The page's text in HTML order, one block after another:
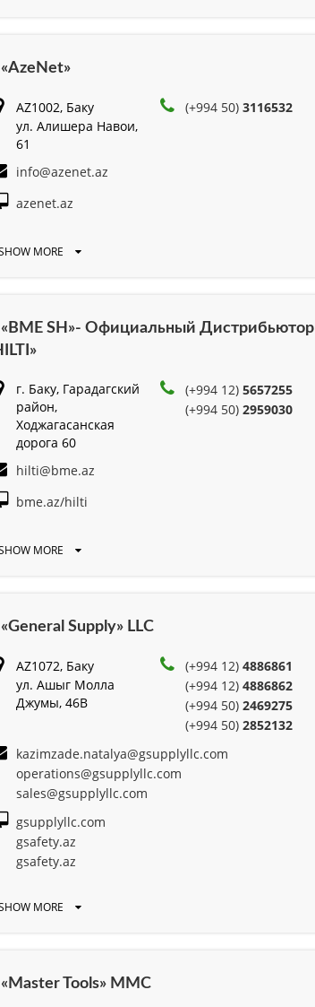
AZ1002, Баку
ул. Алишера Навои,
61
(+994 50)3116532
info@azenet.az
azenet.az
MORE
«BME SH»- Официальный Дистрибьютор
г. Баку, Гарадагский
район,
Ходжагасанская
дорога 60
(+994 12)5657255
(+994 50)2959030
hilti@bme.az
bme.az/hilti
MORE
Supply» LLC
AZ1072, Баку
ул. Ашыг Молла
Джумы, 46B
(+994 12)4886861
(+994 12)4886862
(+994 50)2469275
(+994 50)2852132
kazimzade.natalya@gsupplyllc.com
operations@gsupplyllc.com
sales@gsupplyllc.com
gsupplyllc.com
gsafety.az
gsafety.az
MORE
«Master Tools» MMC